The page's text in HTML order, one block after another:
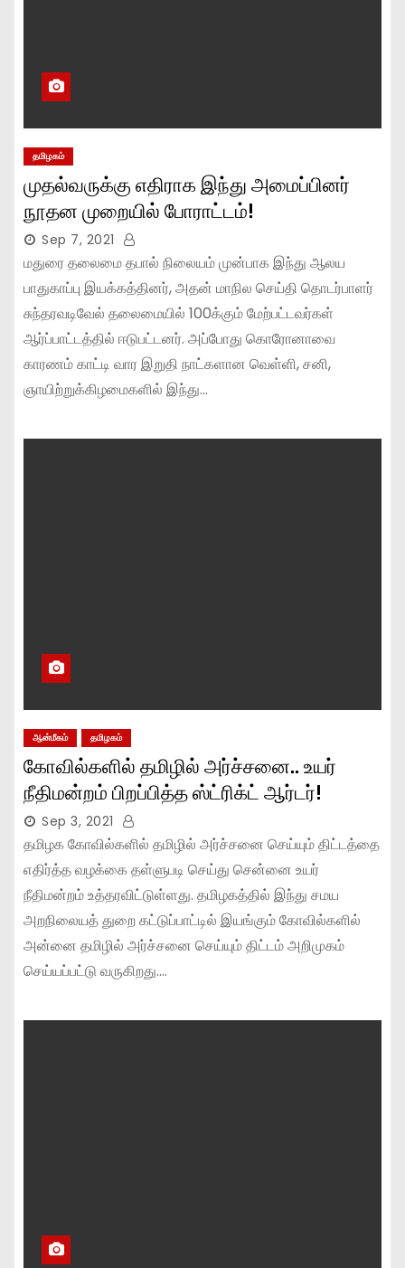
தமிழகம்
முதல்வருக்கு எதிராக இந்து அமைப்பினர்
நூதன முறையில் போராட்டம்!
Sep 7, 2021
மதுரை தலைமை தபால் நிலையம் முன்பாக இந்து ஆலய
பாதுகாப்பு இயக்கத்தினர், அதன் மாநில செய்தி தொடர்பாளர்
சுந்தரவடிவேல் தலைமையில் 100க்கும் மேற்பட்டவர்கள்
ஆர்ப்பாட்டத்தில் ஈடுபட்டனர். அப்போது கொரோனாவை
காரணம் காட்டி வார இறுதி நாட்களான வெள்ளி, சனி,
ஞாயிற்றுக்கிழமைகளில் இந்து…
ஆன்மீகம் தமிழகம்
கோவில்களில் தமிழில் அர்ச்சனை.. உயர்
நீதிமன்றம் பிறப்பித்த ஸ்ட்ரிக்ட் ஆர்டர்!
Sep 3, 2021
தமிழக கோவில்களில் தமிழில் அர்ச்சனை செய்யும் திட்டத்தை
எதிர்த்த வழக்கை தள்ளுபடி செய்து சென்னை உயர்
நீதிமன்றம் உத்தரவிட்டுள்ளது. தமிழகத்தில் இந்து சமய
அறநிலையத் துறை கட்டுப்பாட்டில் இயங்கும் கோவில்களில்
அன்னை தமிழில் அர்ச்சனை செய்யும் திட்டம் அறிமுகம்
செய்யப்பட்டு வருகிறது.…